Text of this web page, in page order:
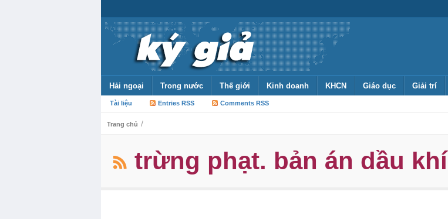
Hải ngoại Trong nước Thế giới Kinh doanh KHCN Giáo dục Giải trí
Tài liệu Entries RSS Comments RSS
Trang chủ /
trừng phạt. bản án dầu khí